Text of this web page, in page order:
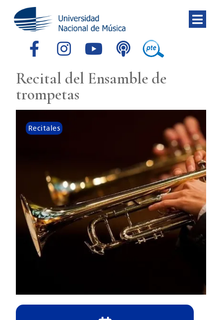
Recital del Ensamble de
trompetas
Recitales